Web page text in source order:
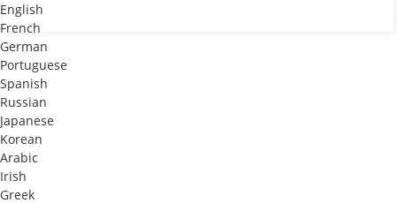
English
French
German
Portuguese
Spanish
Russian
Japanese
Korean
Arabic
Irish
Greek